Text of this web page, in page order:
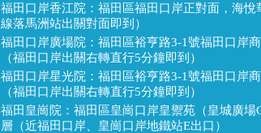
福田口岸香江院：福田區福田口岸正對面，海悅
線落馬洲站出關對面即到）
福田口岸廣場院：福田區裕亨路3-1號福田口岸
（福田口岸出關右轉直行5分鐘即到）
福田口岸星光院：福田區裕亨路3-1號福田口岸
（福田口岸出關右轉直行5分鐘即到）
福田皇崗院：福田區皇崗口岸皇禦苑（皇城廣場
層（近福田口岸、皇崗口岸地鐵站E出口）